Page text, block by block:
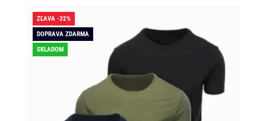
ZĽAVA -32%
DOPRAVA ZDARMA
SKLADOM